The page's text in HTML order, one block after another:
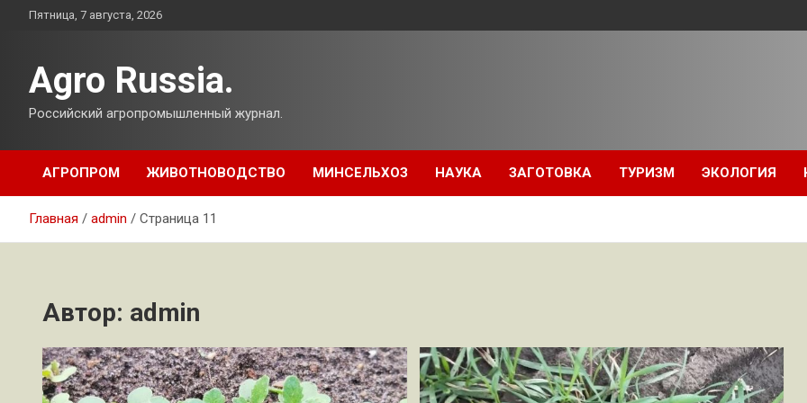
ПерейтиПятница, 7 августа, 2026
Agro Russia.
Российский агропромышленный журнал.
АГРОПРОМ ЖИВОТНОВОДСТВО МИНСЕЛЬХОЗ НАУКА ЗАГОТОВКА ТУРИЗМ ЭКОЛОГИЯ
Главная admin Страница 11
Автор: admin